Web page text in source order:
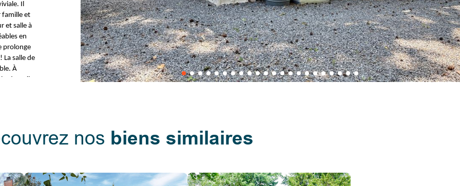
Il
famille et
et salle à
en
prolonge
La salle de
À
salle de
nos biens similaires